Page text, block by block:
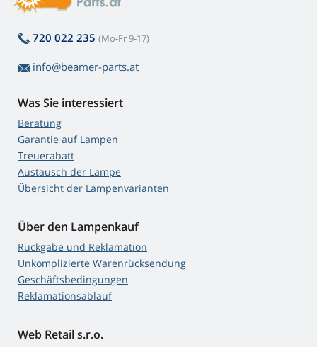
720 022 235 (Mo-Fr 9-17)
info@beamer-parts.at
Was Sie interessiert
Beratung
Garantie auf Lampen
Treuerabatt
Austausch der Lampe
Übersicht der Lampenvarianten
Über den Lampenkauf
Rückgabe und Reklamation
Unkomplizierte Warenrücksendung
Geschäftsbedingungen
Reklamationsablauf
Web Retail s.r.o.